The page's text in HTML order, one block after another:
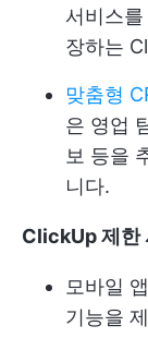
서비스
장하는
맞춤형
은 영업
보 등을
니다.
ClickUp 제한
모바일
기능을